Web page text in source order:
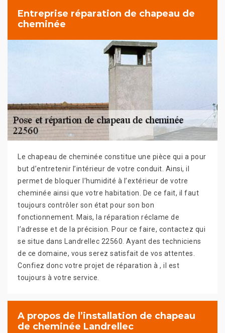
Entreprise réparation de chapeau de
cheminée
Le chapeau de cheminée constitue une pièce qui a pour
but d’entretenir l’intérieur de votre conduit. Ainsi, il
permet de bloquer l’humidité à l’extérieur de votre
cheminée ainsi que votre habitation. De ce fait, il faut
toujours contrôler son état pour son bon
fonctionnement. Mais, la réparation réclame de
l’adresse et de la précision. Pour ce faire, contactez qui
se situe dans Landrellec 22560. Ayant des techniciens
de ce domaine, vous serez satisfait de vos attentes.
Confiez donc votre projet de réparation à , il est
toujours à votre service.
A propos de l’installation de chapeau
de cheminée Landrellec